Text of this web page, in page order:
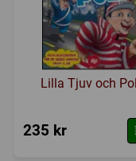
Lilla Tjuv och
235 kr